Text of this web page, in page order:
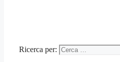
Ricerca per: